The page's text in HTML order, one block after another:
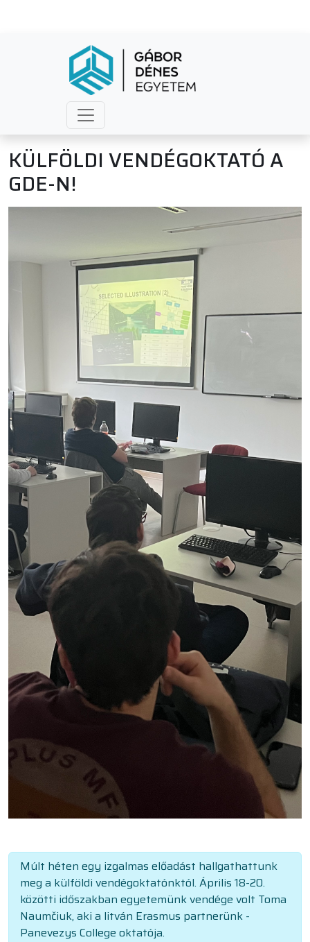
KÜLFÖLDI VENDÉGOKTATÓ A
GDE-N!
Múlt héten egy izgalmas előadást hallgathattunk
meg a külföldi vendégoktatónktól. Április 18-20.
közötti időszakban egyetemünk vendége volt Toma
Naumčiuk, aki a litván Erasmus partnerünk -
Panevezys College oktatója.